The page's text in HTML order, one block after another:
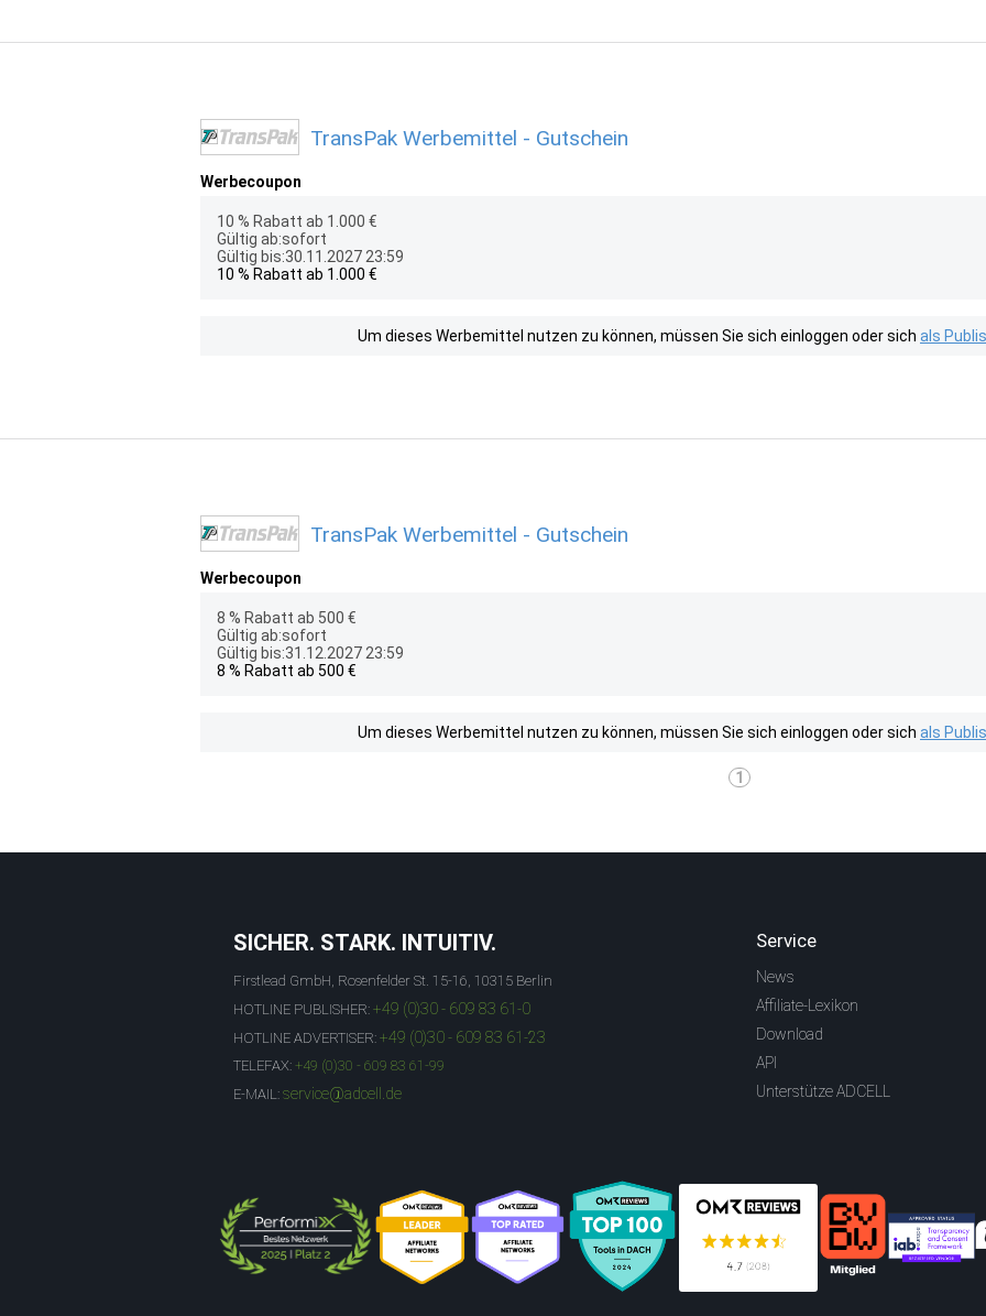
TransPak Werbemittel - Gutschein
Werbecoupon
10 % Rabatt ab 1.000 €
Gültig ab:sofort
Gültig bis:30.11.2027 23:59
10 % Rabatt ab 1.000 €
Um dieses Werbemittel nutzen zu können, müssen Sie sich einloggen oder sich als
TransPak Werbemittel - Gutschein
Werbecoupon
8 % Rabatt ab 500 €
Gültig ab:sofort
Gültig bis:31.12.2027 23:59
8 % Rabatt ab 500 €
Um dieses Werbemittel nutzen zu können, müssen Sie sich einloggen oder sich als
1
SICHER. STARK. INTUITIV.
Firstlead GmbH, Rosenfelder St. 15-16, 10315 Berlin
HOTLINE PUBLISHER: +49 (0)30 - 609 83 61-0
HOTLINE ADVERTISER: +49 (0)30 - 609 83 61-23
TELEFAX: +49 (0)30 - 609 83 61-99
E-MAIL: service@adcell.de
Service
News
Affiliate-Lexikon
Download
API
Unterstütze ADCELL